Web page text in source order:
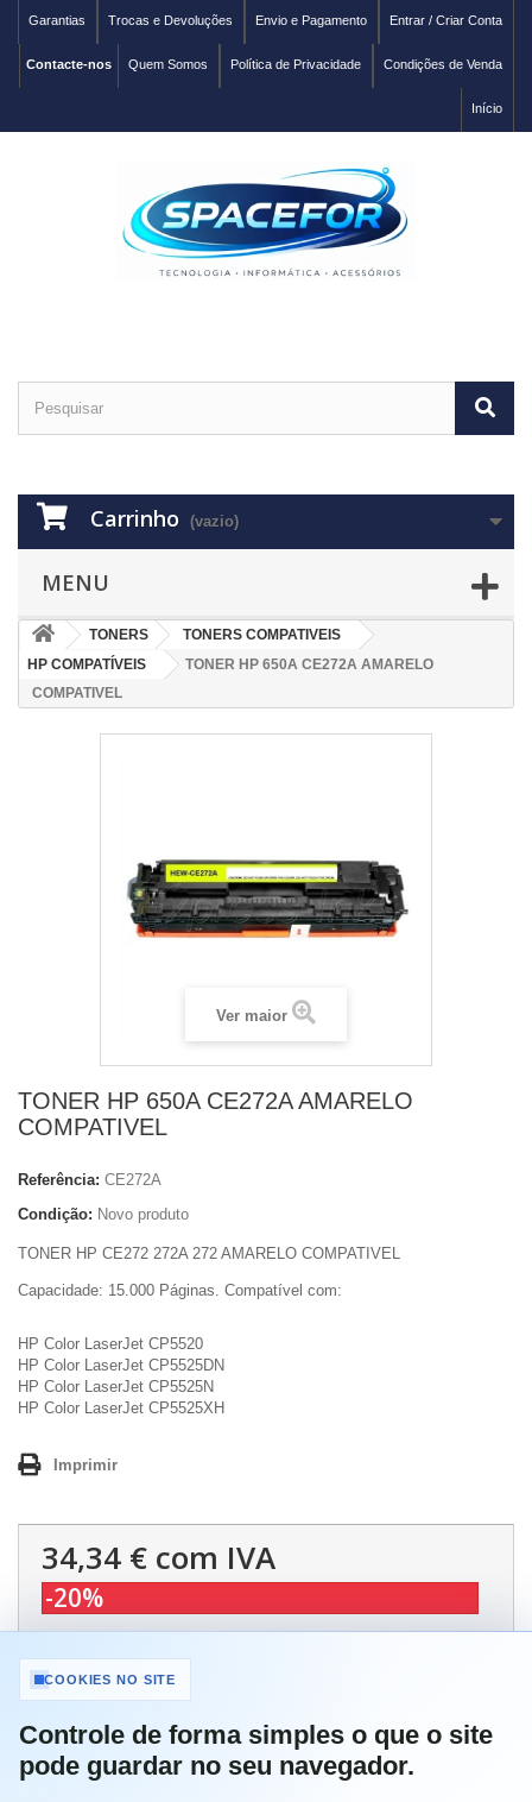
Entrar / Criar Conta
Envio e Pagamento
Trocas e Devoluções
Garantias
Condições de Venda
Política de Privacidade
Quem Somos
Contacte-nos
Início
Carrinho (vazio)
MENU
TONERS
TONERS COMPATIVEIS
HP COMPATÍVEIS
TONER HP 650A CE272A AMARELO
COMPATIVEL
Ver maior
TONER HP 650A CE272A AMARELO
COMPATIVEL
Referência: CE272A
Condição: Novo produto
TONER HP CE272 272A 272 AMARELO COMPATIVEL
Capacidade: 15.000 Páginas. Compatível com:
HP Color LaserJet CP5520
HP Color LaserJet CP5525DN
HP Color LaserJet CP5525N
HP Color LaserJet CP5525XH
Imprimir
34,34 € com IVA
-20%
42,93 €com IVA
Quantidade
COOKIES NO SITE
Controle de forma simples o que o site
pode guardar no seu navegador.